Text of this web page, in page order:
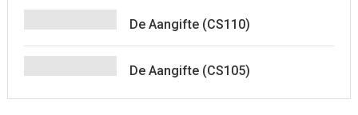
De Aangifte (CS110)
De Aangifte (CS105)